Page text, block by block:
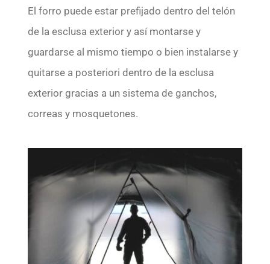
El forro puede estar prefijado dentro del telón
de la esclusa exterior y así montarse y
guardarse al mismo tiempo o bien instalarse y
quitarse a posteriori dentro de la esclusa
exterior gracias a un sistema de ganchos,
correas y mosquetones.